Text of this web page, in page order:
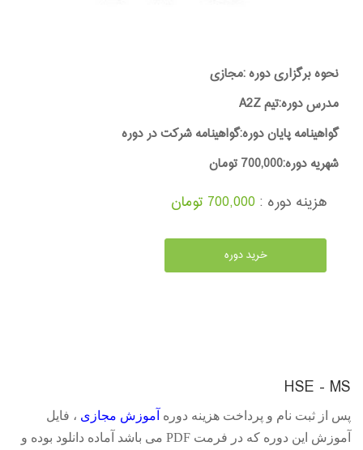
نحوه برگزاری دوره :مجازی
مدرس دوره:تیم A2Z
گواهینامه پایان دوره:گواهینامه شرکت در دوره
شهریه دوره:700,000 تومان
هزینه دوره : 700,000 تومان
خرید دوره
HSE - MS
پس از ثبت نام و پرداخت هزینه دوره آموزش مجازی ، فایل
آموزش این دوره که در فرمت PDF می باشد آماده دانلود بوده و